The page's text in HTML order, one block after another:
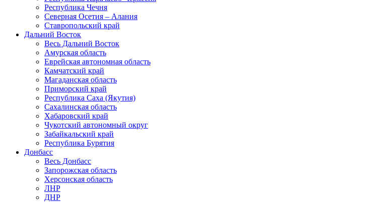
Республика Чечня
Северная Осетия – Алания
Ставропольский край
Дальний Восток
Весь Дальний Восток
Амурская область
Еврейская автономная область
Камчатский край
Магаданская область
Приморский край
Республика Саха (Якутия)
Сахалинская область
Хабаровский край
Чукотский автономный округ
Забайкальский край
Республика Бурятия
Донбасс
Весь Донбасс
Запорожская область
Херсонская область
ЛНР
ДНР